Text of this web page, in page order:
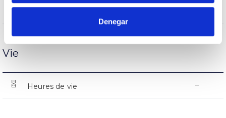
Denegar
-%
Vie
Heures de vie –